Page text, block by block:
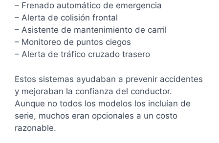
– Frenado automático de emergencia
– Alerta de colisión frontal
– Asistente de mantenimiento de carril
– Monitoreo de puntos ciegos
– Alerta de tráfico cruzado trasero
Estos sistemas ayudaban a prevenir accidentes
y mejoraban la confianza del conductor.
Aunque no todos los modelos los incluían de
serie, muchos eran opcionales a un costo
razonable.